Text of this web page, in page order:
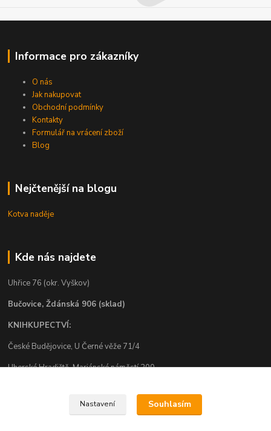
Informace pro zákazníky
O nás
Jak nakupovat
Obchodní podmínky
Kontakty
Formulář na vrácení zboží
Blog
Nejčtenější na blogu
Kotva naděje
Kde nás najdete
Uhřice 76 (okr. Vyškov)
Bučovice, Ždánská 906 (sklad)
KNIHKUPECTVÍ:
České Budějovice, U Černé věže 71/4
Uherské Hradiště, Mariánské náměstí 200
Nastavení Souhlasím